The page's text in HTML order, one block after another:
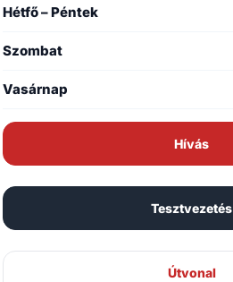
Hétfő – Péntek
Szombat
Vasárnap
Hívás
Tesztvezetés
Útvonal